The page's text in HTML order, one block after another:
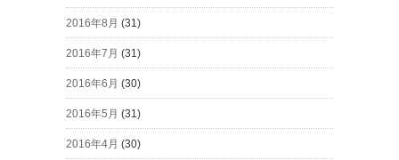
2016年8月 (31)
2016年7月 (31)
2016年6月 (30)
2016年5月 (31)
2016年4月 (30)